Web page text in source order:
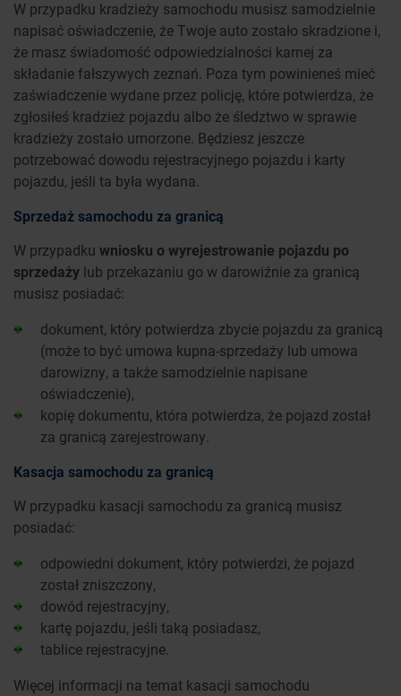
W przypadku kradzieży samochodu musisz samodzielnie
napisać oświadczenie, że Twoje auto zostało skradzione i,
że masz świadomość odpowiedzialności karnej za
składanie fałszywych zeznań. Poza tym powinieneś mieć
zaświadczenie wydane przez policję, które potwierdza, że
zgłosiłeś kradzież pojazdu albo że śledztwo w sprawie
kradzieży zostało umorzone. Będziesz jeszcze
potrzebować dowodu rejestracyjnego pojazdu i karty
pojazdu, jeśli ta była wydana.
Sprzedaż samochodu za granicą
W przypadku wniosku o wyrejestrowanie pojazdu po
sprzedaży lub przekazaniu go w darowiźnie za granicą
musisz posiadać:
dokument, który potwierdza zbycie pojazdu za granicą
(może to być umowa kupna-sprzedaży lub umowa
darowizny, a także samodzielnie napisane
oświadczenie),
kopię dokumentu, która potwierdza, że pojazd został
za granicą zarejestrowany.
Kasacja samochodu za granicą
W przypadku kasacji samochodu za granicą musisz
posiadać:
odpowiedni dokument, który potwierdzi, że pojazd
został zniszczony,
dowód rejestracyjny,
kartę pojazdu, jeśli taką posiadasz,
tablice rejestracyjne.
Więcej informacji na temat kasacji samochodu